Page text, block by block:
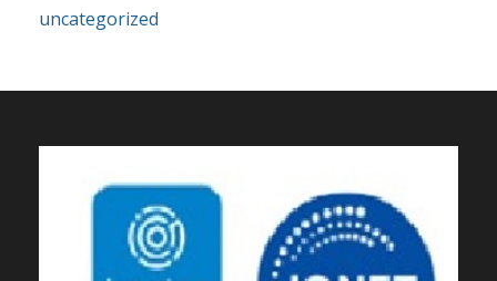
uncategorized